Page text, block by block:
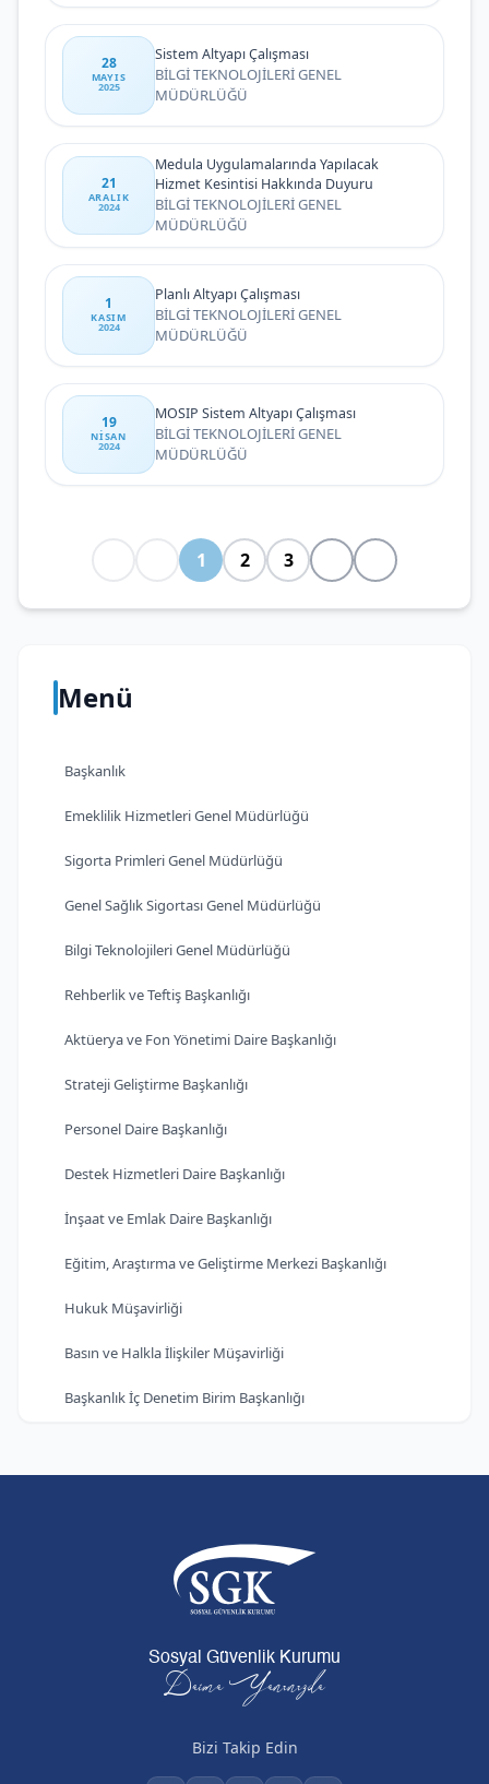
Menü
Başkanlık
Emeklilik Hizmetleri Genel Müdürlüğü
Sigorta Primleri Genel Müdürlüğü
Genel Sağlık Sigortası Genel Müdürlüğü
Bilgi Teknolojileri Genel Müdürlüğü
Rehberlik ve Teftiş Başkanlığı
Aktüerya ve Fon Yönetimi Daire Başkanlığı
Strateji Geliştirme Başkanlığı
Personel Daire Başkanlığı
Destek Hizmetleri Daire Başkanlığı
İnşaat ve Emlak Daire Başkanlığı
Eğitim, Araştırma ve Geliştirme Merkezi Başkanlığı
Hukuk Müşavirliği
Basın ve Halkla İlişkiler Müşavirliği
Başkanlık İç Denetim Birim Başkanlığı
28
MAYIS
2025
Sistem Altyapı Çalışması
BİLGİ TEKNOLOJİLERİ GENEL
MÜDÜRLÜĞÜ
21
ARALIK
2024
Medula Uygulamalarında Yapılacak
Hizmet Kesintisi Hakkında Duyuru
BİLGİ TEKNOLOJİLERİ GENEL
MÜDÜRLÜĞÜ
1
KASIM
2024
Planlı Altyapı Çalışması
BİLGİ TEKNOLOJİLERİ GENEL
MÜDÜRLÜĞÜ
19
NISAN
2024
MOSIP Sistem Altyapı Çalışması
BİLGİ TEKNOLOJİLERİ GENEL
MÜDÜRLÜĞÜ
1 2 3
Sosyal Güvenlik Kurumu
Daima Yanınızda
Bizi Takip Edin